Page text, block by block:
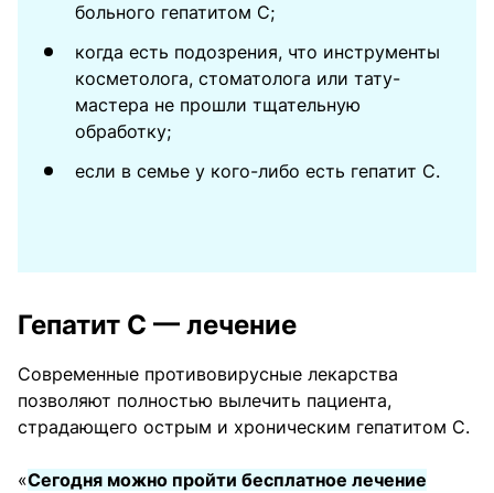
больного гепатитом С;
когда есть подозрения, что инструменты
косметолога, стоматолога или тату-
мастера не прошли тщательную
обработку;
если в семье у кого-либо есть гепатит С.
Гепатит С — лечение
Современные противовирусные лекарства
позволяют полностью вылечить пациента,
страдающего острым и хроническим гепатитом С.
«Сегодня можно пройти бесплатное лечение